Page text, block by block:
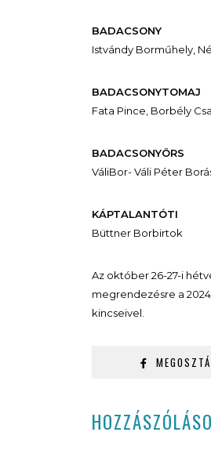
BADACSONY
Istvándy Borműhely,
BADACSONYTOMAJ
Fata Pince, Borbély
BADACSONYÖRS
VáliBor- Váli Péter
KÁPTALANTÓTI
Büttner Borbirtok
Az október 26-27-i
megrendezésre a
kincseivel.